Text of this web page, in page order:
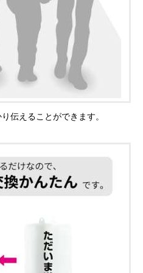
伝えることができます。